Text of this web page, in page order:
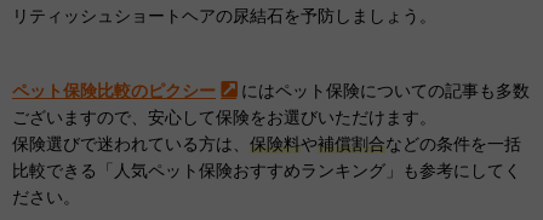
リティッシュショートヘアの尿結石を予防しましょう。
ペット保険比較のピクシー
にはペット保険についての記事も多数
ございますので、安心して保険をお選びいただけます。
保険選びで迷われている方は、 保険料や補償割合などの条件を一括
比較できる「人気ペット保険おすすめランキング」も参考にしてく
ださい。